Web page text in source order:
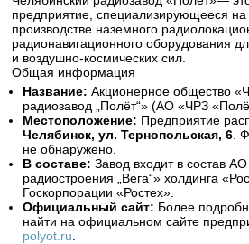
предприятие, специализирующееся на
производстве наземного
радионавигационного оборудования
и воздушно-космических сил.
Общая информация
Название: Акционерное общество
радиозавод „Полёт“» (АО «ЧРЗ
Местоположение: Предприятие
Челябинск, ул. Тернопольская, 6 .
не обнаружено.
В составе: Завод входит в состав
радиостроения „Вега“» холдинга
Госкорпорации «Ростех».
Официальный сайт: Более
найти на официальном сайте
polyot.ru